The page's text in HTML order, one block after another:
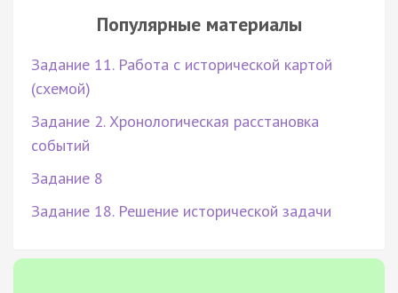
Популярные материалы
Задание 11. Работа с исторической картой
(схемой)
Задание 2. Хронологическая расстановка
событий
Задание 8
Задание 18. Решение исторической задачи